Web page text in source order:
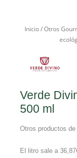
Inicio/Otros
Verde
500 ml
Otros productos
El litro sale a 36,87